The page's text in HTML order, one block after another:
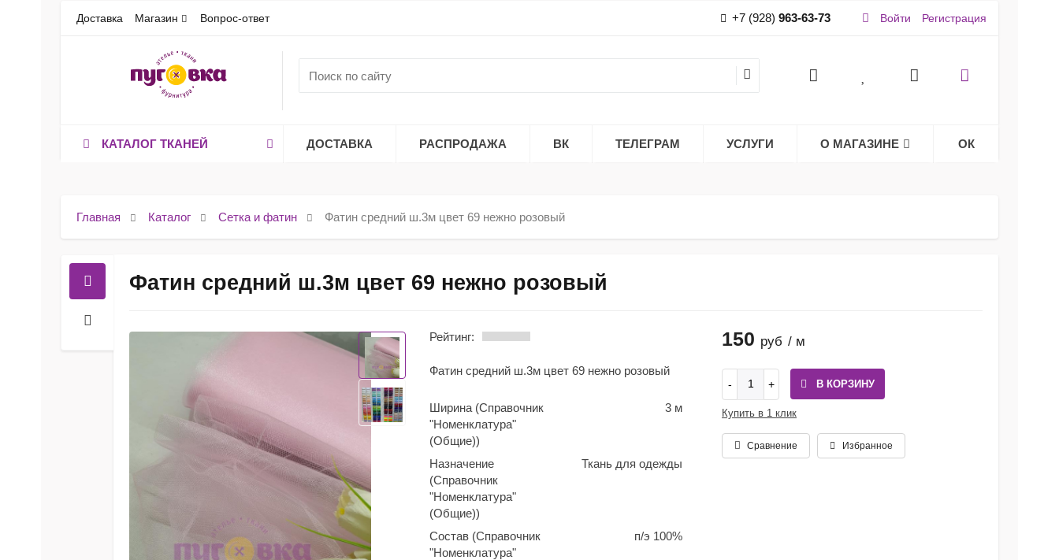
Доставка Магазин Вопрос-ответ +7 (928) 963-63-73 Войти Регистрация
КАТАЛОГ ТКАНЕЙ ДОСТАВКА РАСПРОДАЖА ВК ТЕЛЕГРАМ УСЛУГИ О МАГАЗИНЕ ОК
Главная Каталог Сетка и фатин Фатин средний ш.3м цвет 69 нежно розовый
Фатин средний ш.3м цвет 69 нежно розовый
Рейтинг:
Фатин средний ш.3м цвет 69 нежно розовый
Ширина (Справочник
"Номенклатура"
(Общие))
3 м
Назначение
(Справочник
"Номенклатура"
(Общие))
Ткань для одежды
Состав (Справочник
"Номенклатура"
п/э 100%
150 руб / м
В КОРЗИНУ
Купить в 1 клик
Сравнение Избранное